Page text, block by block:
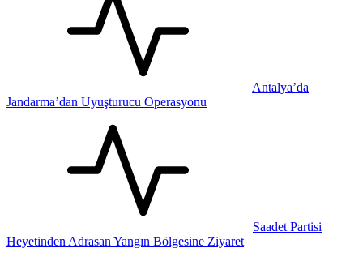
Antalya’da
Jandarma’dan Uyuşturucu Operasyonu
Saadet Partisi
Heyetinden Adrasan Yangın Bölgesine Ziyaret